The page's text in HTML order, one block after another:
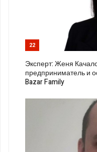
22
Эксперт: Женя
предприниматель и
Bazar Family